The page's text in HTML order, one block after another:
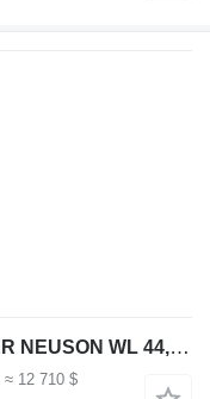
Wacker Neuson Radlader WACKER NEUSON WL 44, Bj. 2014
≈ 12 710 $